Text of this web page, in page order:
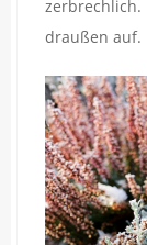
draußen auf.